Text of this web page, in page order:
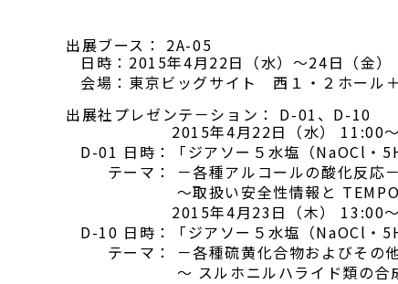
出展ブース： 2A-05
日時：
会場：
2015年4月22日（水）～24日（金
東京ビッグサイト 西１・２ホール
出展社プレゼンテ－ション： D-01、D-10
D-01 日時：
テーマ：
2015年4月22日（水） 11:00
「ジアソー５水塩（NaOCl・
－各種アルコールの酸化反応－
～取扱い安全性情報と
D-10 日時：
テーマ：
2015年4月23日（木） 13:00
「ジアソー５水塩（NaOCl・
－各種硫黄化合物およびその
～ スルホニルハライド類の